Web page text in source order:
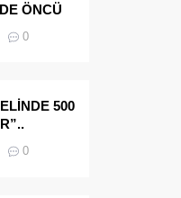
ÖNCÜ
0
500
0